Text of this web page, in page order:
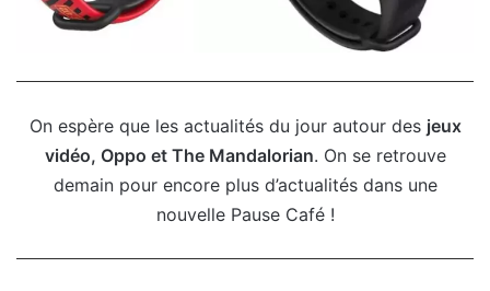
On espère que les actualités du jour autour des jeux
vidéo, Oppo et The Mandalorian. On se retrouve
demain pour encore plus d’actualités dans une
nouvelle Pause Café !